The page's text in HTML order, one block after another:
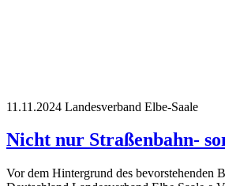
11.11.2024 Landesverband Elbe-Saale
Nicht nur Straßenbahn-
Vor dem Hintergrund des bevorstehenden